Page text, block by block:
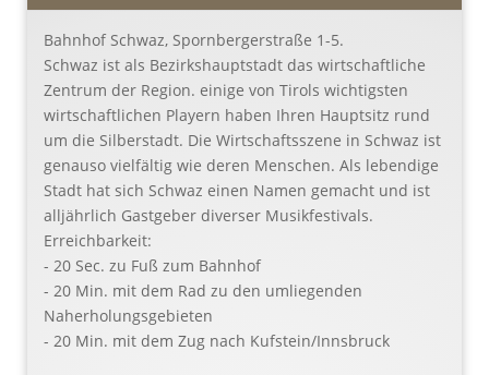
Bahnhof Schwaz, Spornbergerstraße 1-5.
Schwaz ist als Bezirkshauptstadt das wirtschaftliche
Zentrum der Region. einige von Tirols wichtigsten
wirtschaftlichen Playern haben Ihren Hauptsitz rund
um die Silberstadt. Die Wirtschaftsszene in Schwaz ist
genauso vielfältig wie deren Menschen. Als lebendige
Stadt hat sich Schwaz einen Namen gemacht und ist
alljährlich Gastgeber diverser Musikfestivals.
Erreichbarkeit:
- 20 Sec. zu Fuß zum Bahnhof
- 20 Min. mit dem Rad zu den umliegenden
Naherholungsgebieten
- 20 Min. mit dem Zug nach Kufstein/Innsbruck